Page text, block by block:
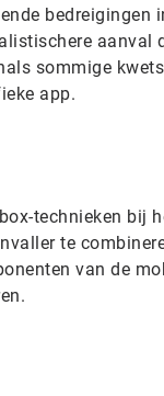
bedreigingen
aanval
sommige
app.
technieken bij
te
van de